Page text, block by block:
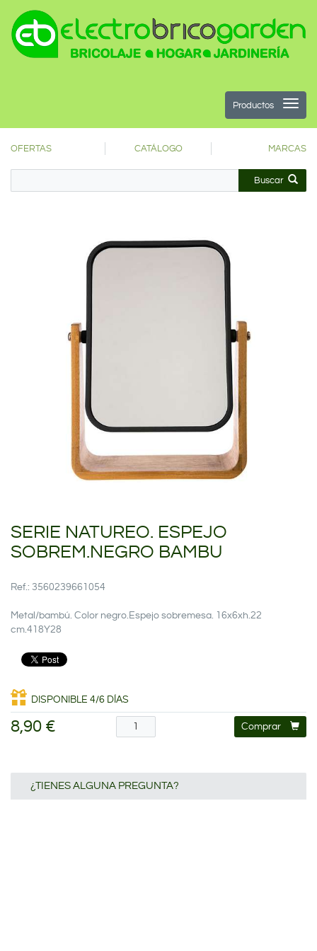
Productos
OFERTAS CATÁLOGO MARCAS
Buscar
SERIE NATUREO. ESPEJO
SOBREM.NEGRO BAMBU
Ref.: 3560239661054
Metal/bambú. Color negro.Espejo sobremesa. 16x6xh.22
cm.418Y28
DISPONIBLE 4/6 DÍAS
8,90 € Comprar
¿TIENES ALGUNA PREGUNTA?